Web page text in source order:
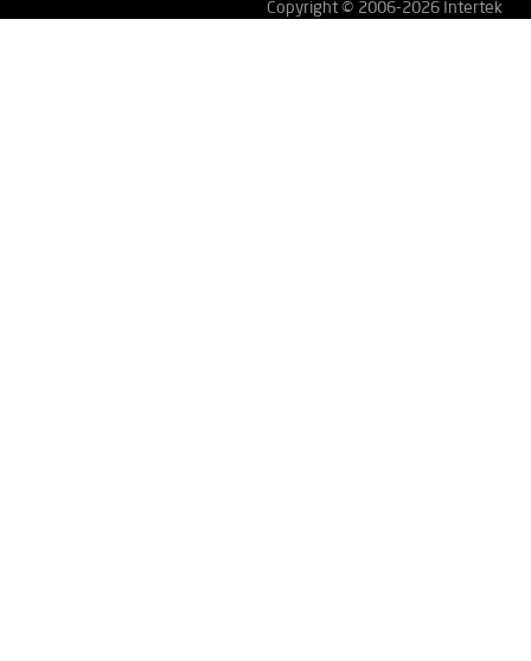
Copyright © 2006-2026 Intertek